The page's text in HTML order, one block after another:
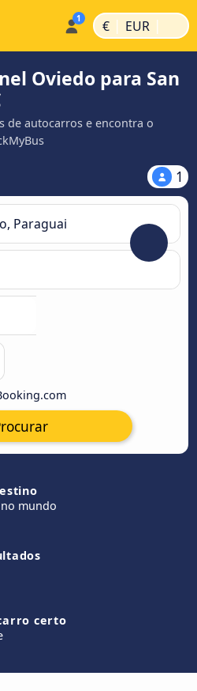
€ | EUR |
Oviedo para San
de autocarros e encontra o
1
mundo
certo